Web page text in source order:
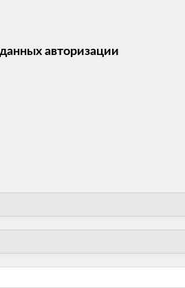
авторизации